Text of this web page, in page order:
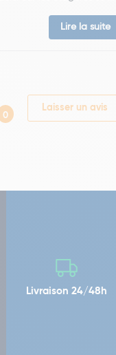
Lire la suite
0
Laisser un avis
Livraison 24/48h